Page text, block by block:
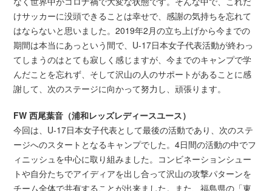
けサッカーに没頭できることは幸せで、感謝の気持ちを忘れて
はならないと思いました。2019年2月の立ち上げから今までの
期間は本当にあっという間で、U-17日本女子代表活動が終わっ
てしまうのはとても寂しく感じますが、今までのキャンプで学
んだことを忘れず、そして沢山の人のサポートがあることに感
謝して、次のステージに向かって努力し、頑張ります。
FW 西尾葉音（浦和レッズレディースユース）
今回は、U-17日本女子代表として最後の活動であり、次のステ
ージへのスタートとなるキャンプでした。4日間の活動の中でフ
ィニッシュを中心に取り組みました。コンビネーションシュー
トや自分たちでアイディアを出し合って沢山の攻撃パターンを
チーム全体で共有することが出来ました。また、福島県の「東